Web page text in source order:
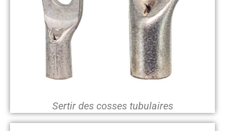
Sertir des cosses tubulaires